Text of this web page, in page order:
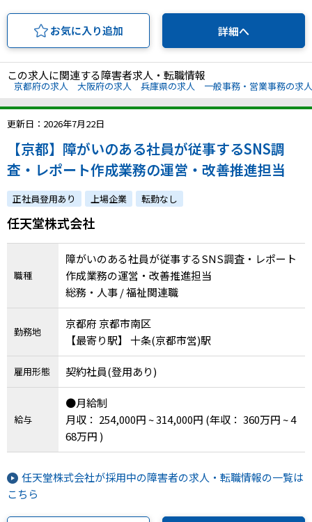
お気に入り追加 詳細へ
この求人に関連する障害者求人・転職情報
京都府の求人 大阪府の求人 兵庫県の求人 一般事務・営業事務の求人
更新日：2026年7月22日
【京都】障がいのある社員が従事するSNS調
査・レポート作成業務の運営・改善推進担当
正社員登用あり 上場企業 転勤なし
任天堂株式会社
職種
障がいのある社員が従事するSNS調査・レポート
作成業務の運営・改善推進担当
総務・人事 / 福祉関連職
勤務地
京都府 京都市南区
【最寄り駅】 十条(京都市営)駅
雇用形態 契約社員(登用あり)
給与
●月給制
月収： 254,000円 ~ 314,000円 (年収： 360万円 ~ 4
68万円 )
任天堂株式会社が採用中の障害者の求人・転職情報の一覧は
こちら